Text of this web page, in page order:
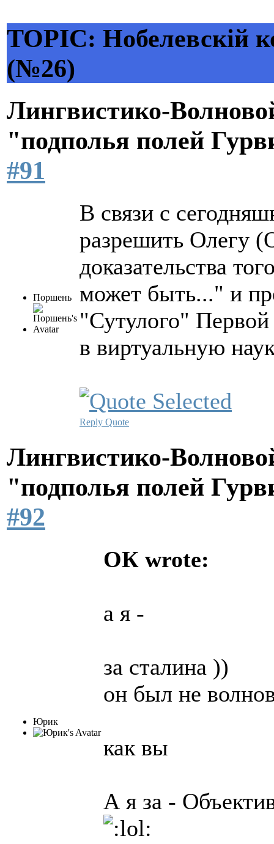
TOPIC: Нобелевскiй
(№26)
Лингвистико-
"подполья полей
#91
Поршень
В связи с
разрешить Олегу
доказательства
может быть..." и
"Сутулого"
в виртуальную
Reply Quote
Лингвистико-
"подполья полей
#92
Юрик
ОК wrote:
а я -
за сталина ))
он был не
как вы
А я за -